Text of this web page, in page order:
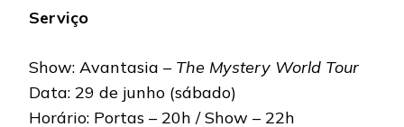
Serviço
Show: Avantasia – The Mystery World Tour
Data: 29 de junho (sábado)
Horário: Portas – 20h / Show – 22h